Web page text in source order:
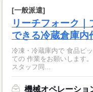
[一般派遣]
リーチフォーク
できる冷蔵倉庫内
冷凍・冷蔵庫内で 食品ピッキング・入
ての 作業をお願いします。 ※荷捌き場での 荷捌き作業もあります
スタッフ同...
機械オペレーショ